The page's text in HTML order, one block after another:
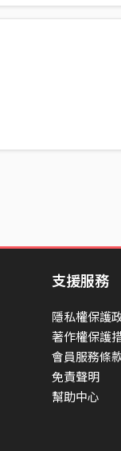
支援服務
隱私權保護
著作權保護
會員服務條
免責聲明
幫助中心